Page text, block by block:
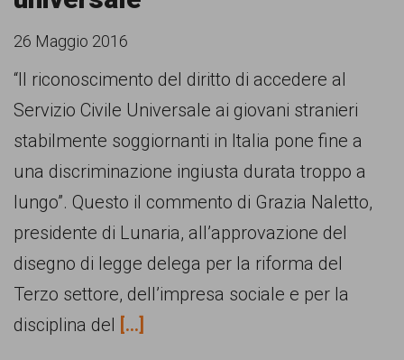
26 Maggio 2016
“Il riconoscimento del diritto di accedere al
Servizio Civile Universale ai giovani stranieri
stabilmente soggiornanti in Italia pone fine a
una discriminazione ingiusta durata troppo a
lungo”. Questo il commento di Grazia Naletto,
presidente di Lunaria, all’approvazione del
disegno di legge delega per la riforma del
Terzo settore, dell’impresa sociale e per la
disciplina del [...]